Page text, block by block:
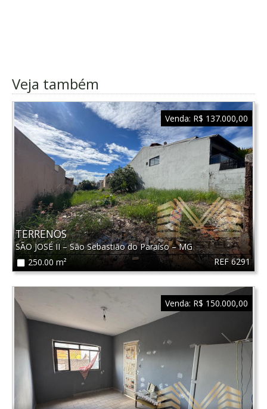
Veja também
REF 6291
TERRENOS
SÃO JOSÉ II–São Sebastião do Paraíso–MG
250.00 m²
Venda: R$ 137.000,00
Venda: R$ 150.000,00